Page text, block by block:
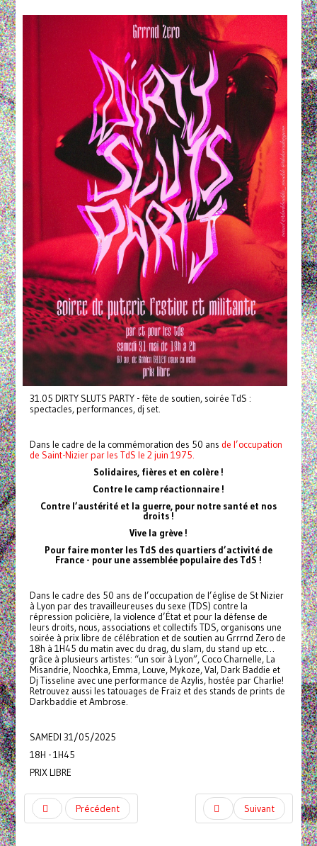
31.05 DIRTY SLUTS PARTY - fête de soutien, soirée TdS :
spectacles, performances, dj set.
Dans le cadre de la commémoration des 50 ans de l’occupation
de Saint-Nizier par les TdS le 2 juin 1975.
Solidaires, fières et en colère !
Contre le camp réactionnaire !
Contre l’austérité et la guerre, pour notre santé et nos
droits !
Vive la grève !
Pour faire monter les TdS des quartiers d’activité de
France - pour une assemblée populaire des TdS !
Dans le cadre des 50 ans de l’occupation de l’église de St Nizier
à Lyon par des travailleureuses du sexe (TDS) contre la
répression policière, la violence d’État et pour la défense de
leurs droits, nous, associations et collectifs TDS, organisons une
soirée à prix libre de célébration et de soutien au Grrrnd Zero de
18h à 1H45 du matin avec du drag, du slam, du stand up etc…
grâce à plusieurs artistes: “un soir à Lyon”, Coco Charnelle, La
Misandrie, Noochka, Emma, Louve, Mykoze, Val, Dark Baddie et
Dj Tisseline avec une performance de Azylis, hostée par Charlie!
Retrouvez aussi les tatouages de Fraiz et des stands de prints de
Darkbaddie et Ambrose.
SAMEDI 31/05/2025
18H - 1H45
PRIX LIBRE
Précédent Suivant